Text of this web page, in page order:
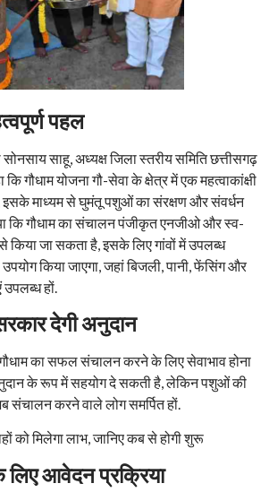
पहल
साहू, अध्यक्ष जिला स्तरीय समिति छत्तीसगढ़
गौधाम योजना गौ-सेवा के क्षेत्र में एक महत्वाकांक्षी
माध्यम से घुमंतू पशुओं का संरक्षण और संवर्धन
कि गौधाम का संचालन पंजीकृत एनजीओ और स्व-
किया जा सकता है, इसके लिए गांवों में उपलब्ध
किया जाएगा, जहां बिजली, पानी, फेंसिंग और
उपलब्ध हों.
देगी अनुदान
का सफल संचालन करने के लिए सेवाभाव होना
के रूप में सहयोग दे सकती है, लेकिन पशुओं की
संचालन करने वाले लोग समर्पित हों.
लिए आवेदन प्रक्रिया